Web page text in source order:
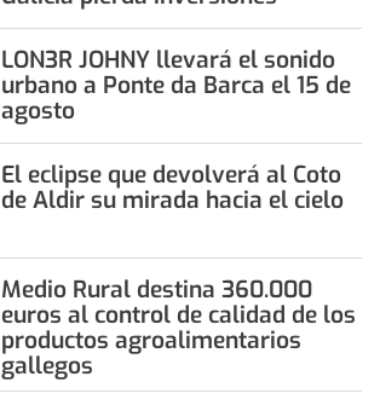
LON3R JOHNY llevará el sonido
urbano a Ponte da Barca el 15 de
agosto
El eclipse que devolverá al Coto
de Aldir su mirada hacia el cielo
Medio Rural destina 360.000
euros al control de calidad de los
productos agroalimentarios
gallegos